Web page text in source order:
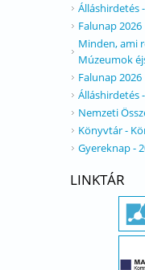
Álláshirdetés
Falunap 2026
Minden, ami
Múzeumok
Falunap 2026
Álláshirdetés
Nemzeti
Könyvtár -
Gyereknap -
LINKTÁR